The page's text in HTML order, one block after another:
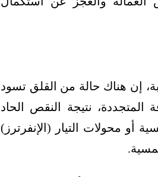
إن هناك حالة من القلق تسود
نتيجة النقص الحاد
أو محولات التيار (الإنفرترز)